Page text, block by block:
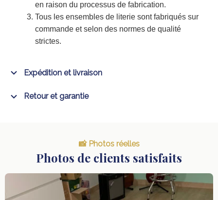
en raison du processus de fabrication.
Tous les ensembles de literie sont fabriqués sur
commande et selon des normes de qualité
strictes.
Expédition et livraison
Retour et garantie
📸 Photos réelles
Photos de clients satisfaits